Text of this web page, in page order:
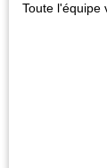
Toute l'équipe